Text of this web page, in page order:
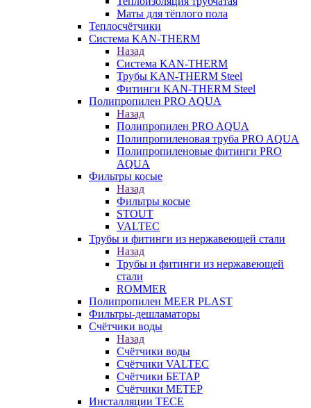
Маты для тёплого пола
Теплосчётчики
Система KAN-THERM
Назад
Система KAN-THERM
Трубы KAN-THERM Steel
Фитинги KAN-THERM Steel
Полипропилен PRO AQUA
Назад
Полипропилен PRO AQUA
Полипропиленовая труба PRO AQUA
Полипропиленовые фитинги PRO
AQUA
Фильтры косые
Назад
Фильтры косые
STOUT
VALTEC
Трубы и фитинги из нержавеющей стали
Назад
Трубы и фитинги из нержавеющей
стали
ROMMER
Полипропилен MEER PLAST
Фильтры-дешламаторы
Счётчики воды
Назад
Счётчики воды
Счётчики VALTEC
Счётчики БЕТАР
Счётчики МЕТЕР
Инсталляции TECE